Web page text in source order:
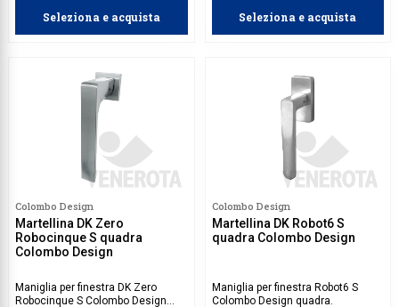
Seleziona e acquista Seleziona e acquista
Colombo Design
Martellina DK Zero
Robocinque S quadra
Colombo Design
Maniglia per finestra DK Zero
Robocinque S Colombo Design
Colombo Design
Martellina DK Robot6 S
quadra Colombo Design
Maniglia per finestra Robot6 S
Colombo Design quadra.